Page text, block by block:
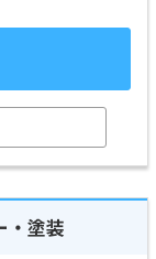
・塗装